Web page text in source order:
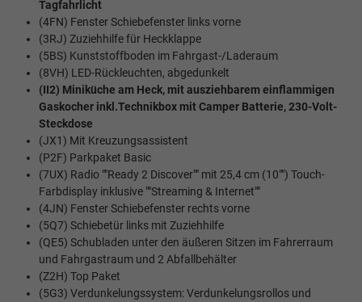
Tagfahrlicht
(4FN) Fenster Schiebefenster links vorne
(3RJ) Zuziehhilfe für Heckklappe
(5BS) Kunststoffboden im Fahrgast-/Laderaum
(8VH) LED-Rückleuchten, abgedunkelt
(II2) Miniküche am Heck, mit ausziehbarem einflammigen
Gaskocher inkl.Technikbox mit Camper Batterie, 230-Volt-
Steckdose
(JX1) Mit Kreuzungsassistent
(P2F) Parkpaket Basic
(7UX) Radio ""Ready 2 Discover"" mit 25,4 cm (10"") Touch-
Farbdisplay inklusive ""Streaming & Internet""
(4JN) Fenster Schiebefenster rechts vorne
(5Q7) Schiebetür links mit Zuziehhilfe
(QE5) Schubladen unter den äußeren Sitzen im Fahrerraum
und Fahrgastraum und 2 Abfallbehälter
(Z2H) Top Paket
(5G3) Verdunkelungssystem: Verdunkelungsrollos und